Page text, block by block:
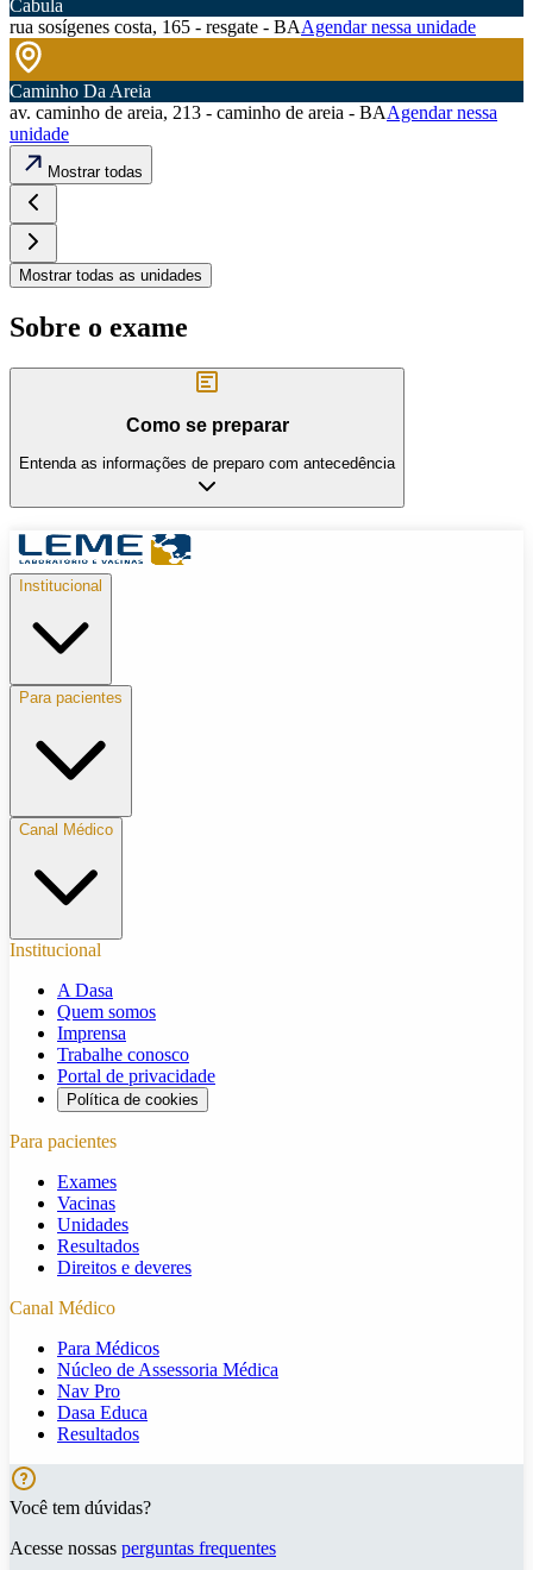
Cabula
rua sosígenes costa, 165 - resgate - BAAgendar nessa unidade
Caminho Da Areia
av. caminho de areia, 213 - caminho de areia - BAAgendar nessa
unidade
Mostrar todas
Mostrar todas as unidades
Sobre o exame
Como se preparar
Entenda as informações de preparo com antecedência
Institucional
Para pacientes
Canal Médico
Institucional
A Dasa
Quem somos
Imprensa
Trabalhe conosco
Portal de privacidade
Política de cookies
Para pacientes
Exames
Vacinas
Unidades
Resultados
Direitos e deveres
Canal Médico
Para Médicos
Núcleo de Assessoria Médica
Nav Pro
Dasa Educa
Resultados
Você tem dúvidas?
Acesse nossas perguntas frequentes